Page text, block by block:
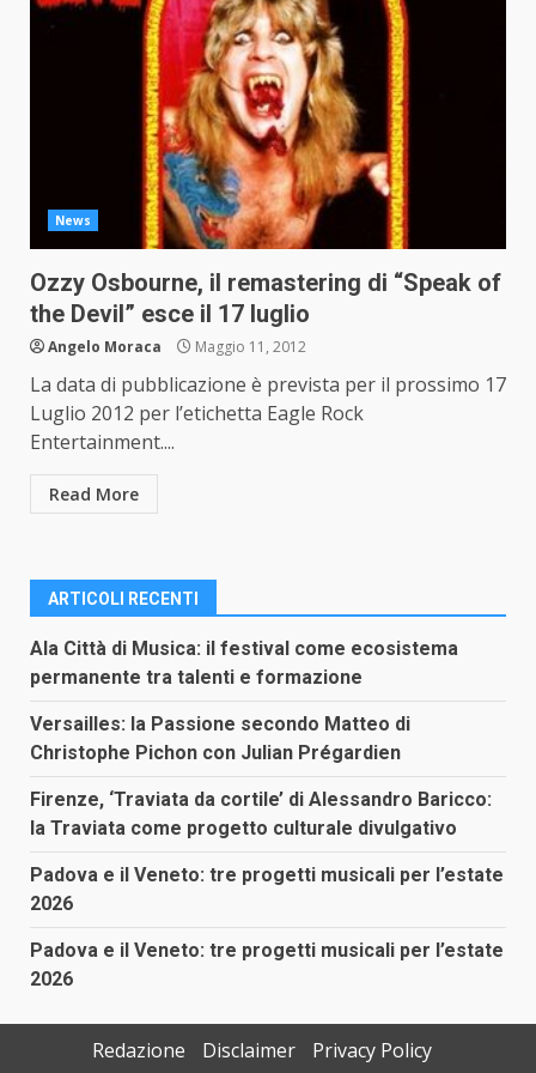
News
Ozzy Osbourne, il remastering di “Speak of
the Devil” esce il 17 luglio
Angelo Moraca Maggio 11, 2012
La data di pubblicazione è prevista per il prossimo 17
Luglio 2012 per l’etichetta Eagle Rock
Entertainment....
Read More
ARTICOLI RECENTI
Ala Città di Musica: il festival come ecosistema
permanente tra talenti e formazione
Versailles: la Passione secondo Matteo di
Christophe Pichon con Julian Prégardien
Firenze, ‘Traviata da cortile’ di Alessandro Baricco:
la Traviata come progetto culturale divulgativo
Padova e il Veneto: tre progetti musicali per l’estate
2026
Padova e il Veneto: tre progetti musicali per l’estate
2026
Redazione Disclaimer Privacy Policy